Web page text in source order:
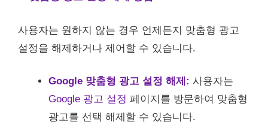
사용자는 원하지 않는 경우 언제든지 맞춤형 광고
설정을 해제하거나 제어할 수 있습니다.
Google 맞춤형 광고 설정 해제: 사용자는
Google 광고 설정 페이지를 방문하여 맞춤형
광고를 선택 해제할 수 있습니다.